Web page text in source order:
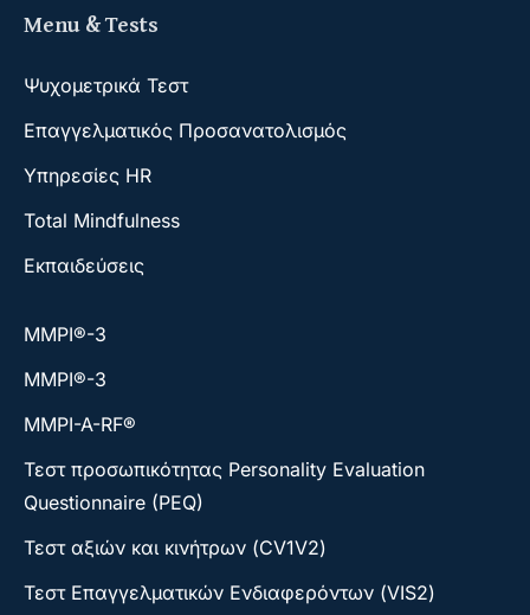
Menu & Tests
Ψυχομετρικά Τεστ
Επαγγελματικός Προσανατολισμός
Υπηρεσίες HR
Total Mindfulness
Εκπαιδεύσεις
ΜΜΡΙ®-3
ΜΜΡΙ®-3
MMPI-A-RF®
Τεστ προσωπικότητας Personality Evaluation
Questionnaire (PEQ)
Τεστ αξιών και κινήτρων (CV1V2)
Τεστ Επαγγελματικών Ενδιαφερόντων (VIS2)